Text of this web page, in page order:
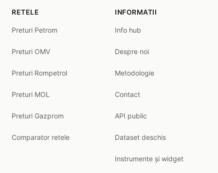
RETELE
Preturi Petrom
Preturi OMV
Preturi Rompetrol
Preturi MOL
Preturi Gazprom
Comparator retele
INFORMATII
Info hub
Despre noi
Metodologie
Contact
API public
Dataset deschis
Instrumente și widget